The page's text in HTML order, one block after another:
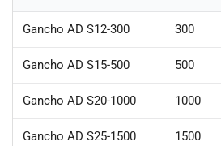
Gancho AD S12-300 300
Gancho AD S15-500 500
Gancho AD S20-1000 1000
Gancho AD S25-1500 1500